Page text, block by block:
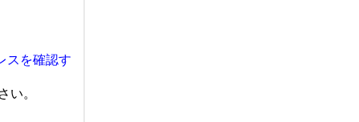
スを確認す
い。